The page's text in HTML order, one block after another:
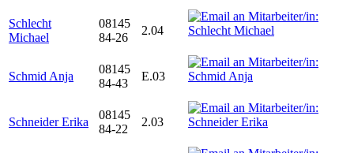
Schlecht
Michael
08145
84-26
2.04
Schmid Anja
08145
84-43
E.03
Schneider Erika
08145
84-22
2.03